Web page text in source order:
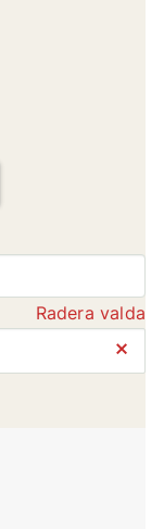
Radera valda
⨯